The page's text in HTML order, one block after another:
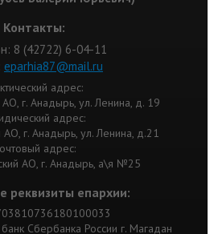
Контакты:
8 (42722) 6-04-11
eparhia87@mail.ru
адрес:
г. Анадырь, ул. Ленина, д. 19
адрес:
АО, г. Анадырь, ул. Ленина, д.21
адрес:
АО, г. Анадырь, а\я №25
реквизиты епархии:
Сбербанка России г. Магадан